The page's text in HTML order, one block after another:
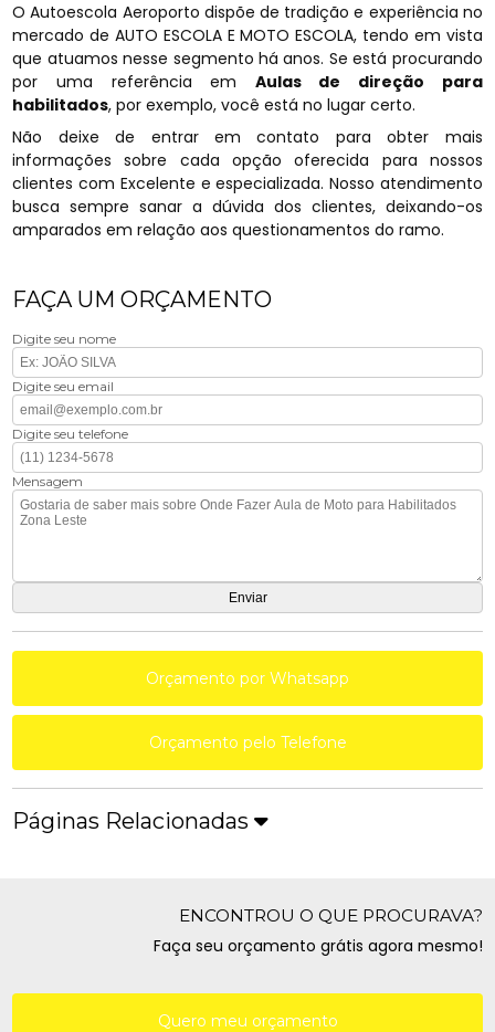
O Autoescola Aeroporto dispõe de tradição e experiência no
mercado de AUTO ESCOLA E MOTO ESCOLA, tendo em vista
que atuamos nesse segmento há anos. Se está procurando
por uma referência em Aulas de direção para
habilitados, por exemplo, você está no lugar certo.
Não deixe de entrar em contato para obter mais
informações sobre cada opção oferecida para nossos
clientes com Excelente e especializada. Nosso atendimento
busca sempre sanar a dúvida dos clientes, deixando-os
amparados em relação aos questionamentos do ramo.
FAÇA UM ORÇAMENTO
Digite seu nome
Digite seu email
Digite seu telefone
Mensagem
Orçamento por Whatsapp
Orçamento pelo Telefone
Páginas Relacionadas
ENCONTROU O QUE PROCURAVA?
Faça seu orçamento grátis agora mesmo!
Quero meu orçamento